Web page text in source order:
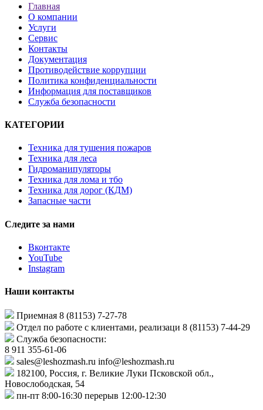
Главная
О компании
Услуги
Сервис
Контакты
Документация
Противодействие коррупции
Политика конфиденциальности
Информация для поставщиков
Служба безопасности
КАТЕГОРИИ
Техника для тушения пожаров
Техника для леса
Гидроманипуляторы
Техника для лома и тбо
Техника для дорог (КДМ)
Запасные части
Следите за нами
Вконтакте
YouTube
Instagram
Наши контакты
Приемная 8 (81153) 7-27-78
Отдел по работе с клиентами, реализаци 8 (81153) 7-44-29
Служба безопасности:
8 911 355-61-06
sales@leshozmash.ru info@leshozmash.ru
182100, Россия, г. Великие Луки Псковской обл.,
Новослободская, 54
пн-пт 8:00-16:30 перерыв 12:00-12:30